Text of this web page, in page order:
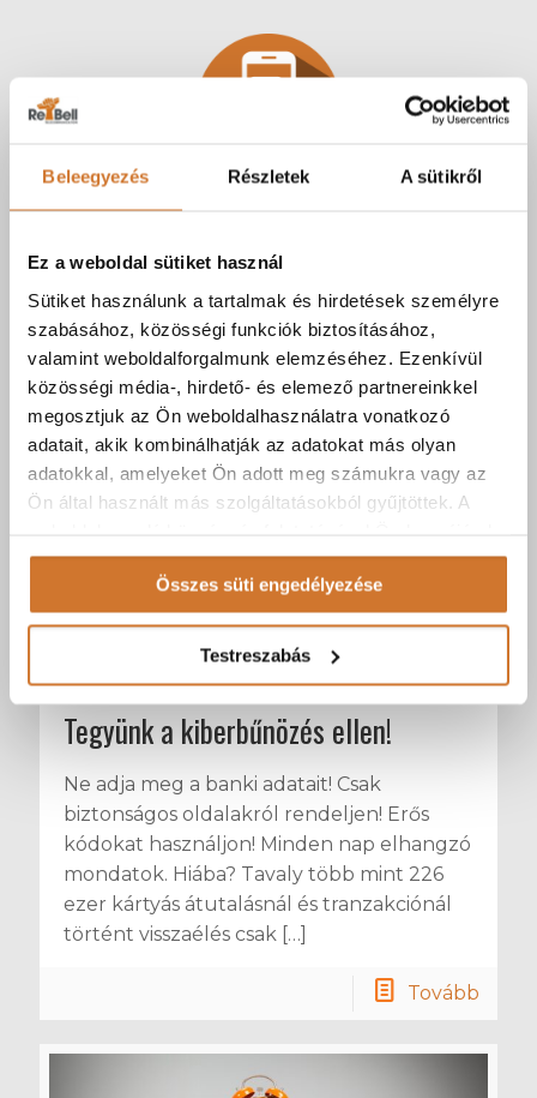
Beleegyezés Részletek A sütikről
Ez a weboldal sütiket használ
Sütiket használunk a tartalmak és hirdetések személyre
szabásához, közösségi funkciók biztosításához,
valamint weboldalforgalmunk elemzéséhez. Ezenkívül
közösségi média-, hirdető- és elemező partnereinkkel
megosztjuk az Ön weboldalhasználatra vonatkozó
adatait, akik kombinálhatják az adatokat más olyan
adatokkal, amelyeket Ön adott meg számukra vagy az
Ön által használt más szolgáltatásokból gyűjtöttek. A
sütik használatához.
Összes süti engedélyezése
Testreszabás
szinte biztos, hogy megnyitjuk – 98%-os a
megnyitási statisztika
Hriskó László at 2025-07-21
Tegyünk a kiberbűnözés ellen!
Ne adja meg a banki adatait! Csak
biztonságos oldalakról rendeljen! Erős
kódokat használjon! Minden nap elhangzó
mondatok. Hiába? Tavaly több mint 226
ezer kártyás átutalásnál és tranzakciónál
történt visszaélés csak […]
Tovább